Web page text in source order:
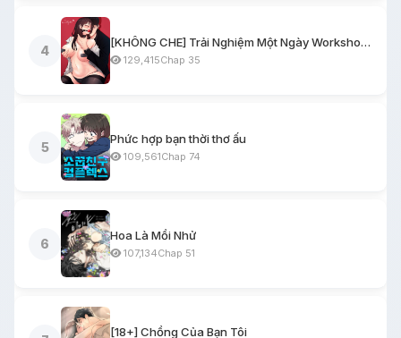
4
[KHÔNG CHE] Trải Nghiệm Một Ngày Workshop BDSM
129,415Chap 35
5
Phức hợp bạn thời thơ ấu
109,561Chap 74
6
Hoa Là Mồi Nhử
107,134Chap 51
[18+] Chồng Của Bạn Tôi